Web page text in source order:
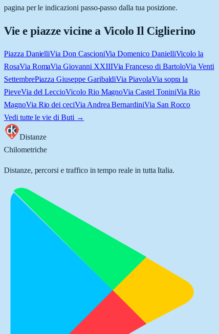
pagina per le indicazioni passo-passo dalla tua posizione.
Vie e piazze vicine a Vicolo Il Ciglierino
Piazza DanielliVia Don CascioniVia Domenico DanielliVicolo la
RosaVia RomaVia Giovanni XXIIIVia Franceso di BartoloVia Venti
SettembrePiazza Giuseppe GaribaldiVia PiavolaVia sopra la
PieveVia del LeccioVicolo Rio MagnoVia Castel ToniniVia Rio
MagnoVia Rio dei ceciVia Andrea BernardiniVia San Rocco
Vedi tutte le vie di Buti →
Distanze
Chilometriche
Distanze, percorsi e traffico in tempo reale in tutta Italia.